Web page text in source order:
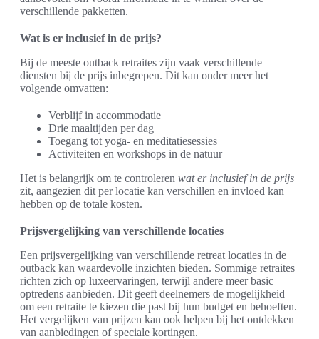
verschillende pakketten.
Wat is er inclusief in de prijs?
Bij de meeste outback retraites zijn vaak verschillende
diensten bij de prijs inbegrepen. Dit kan onder meer het
volgende omvatten:
Verblijf in accommodatie
Drie maaltijden per dag
Toegang tot yoga- en meditatiesessies
Activiteiten en workshops in de natuur
Het is belangrijk om te controleren wat er inclusief in de prijs
zit, aangezien dit per locatie kan verschillen en invloed kan
hebben op de totale kosten.
Prijsvergelijking van verschillende locaties
Een prijsvergelijking van verschillende retreat locaties in de
outback kan waardevolle inzichten bieden. Sommige retraites
richten zich op luxeervaringen, terwijl andere meer basic
optredens aanbieden. Dit geeft deelnemers de mogelijkheid
om een retraite te kiezen die past bij hun budget en behoeften.
Het vergelijken van prijzen kan ook helpen bij het ontdekken
van aanbiedingen of speciale kortingen.